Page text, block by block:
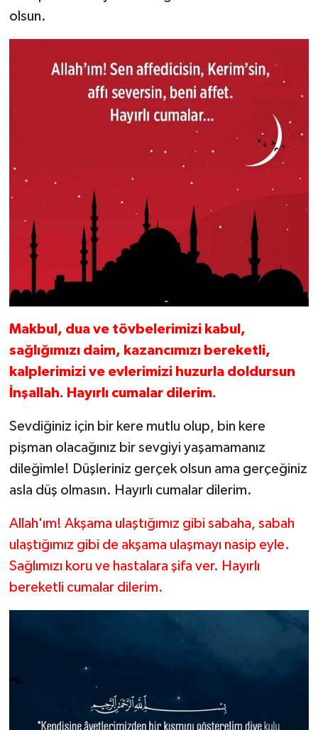
olsun.
Makbul, dua ve tövbelerimizi kabul,
sağlığımızı daim, kazancımızı bereketli,
kalplerimizi ve evlerimizi huzurla doldursun
İnşallah. Hayırlı cumalar dilerim.
Sevdiğiniz için bir kere mutlu olup, bin kere
pişman olacağınız bir sevgiyi yaşamamanız
dileğimle! Düşleriniz gerçek olsun ama gerçeğiniz
asla düş olmasın. Hayırlı cumalar dilerim.
Allah'ım! Akşama ulaştığımız gibi sabaha, sabah
ulaştığımız gibi de akşama ulaşmayı nasip eyle.
Sağlımızı koru ve hastalara şifa ver. Hayırlı
bereketli cumalar dilerim.